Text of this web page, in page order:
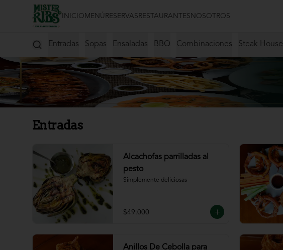
INICIO MENÚ RESERVAS RESTAURANTES NOSOTROS
Entradas Sopas Ensaladas BBQ Combinaciones Steak House
Entradas
Alcachofas parrilladas al
pesto
Simplemente deliciosas
$49.000
Anillos De Cebolla para